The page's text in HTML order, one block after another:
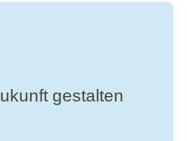
gestalten